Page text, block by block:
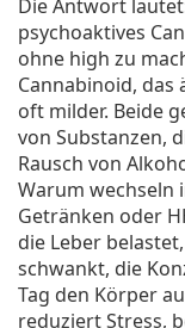
Die Antwort
psychoaktives
ohne high zu
Cannabinoid, das
oft milder. Beide
von Substanzen,
Rausch von
Warum wechseln
Getränken oder
die Leber
schwankt, die
Tag den Körper
reduziert Stress,